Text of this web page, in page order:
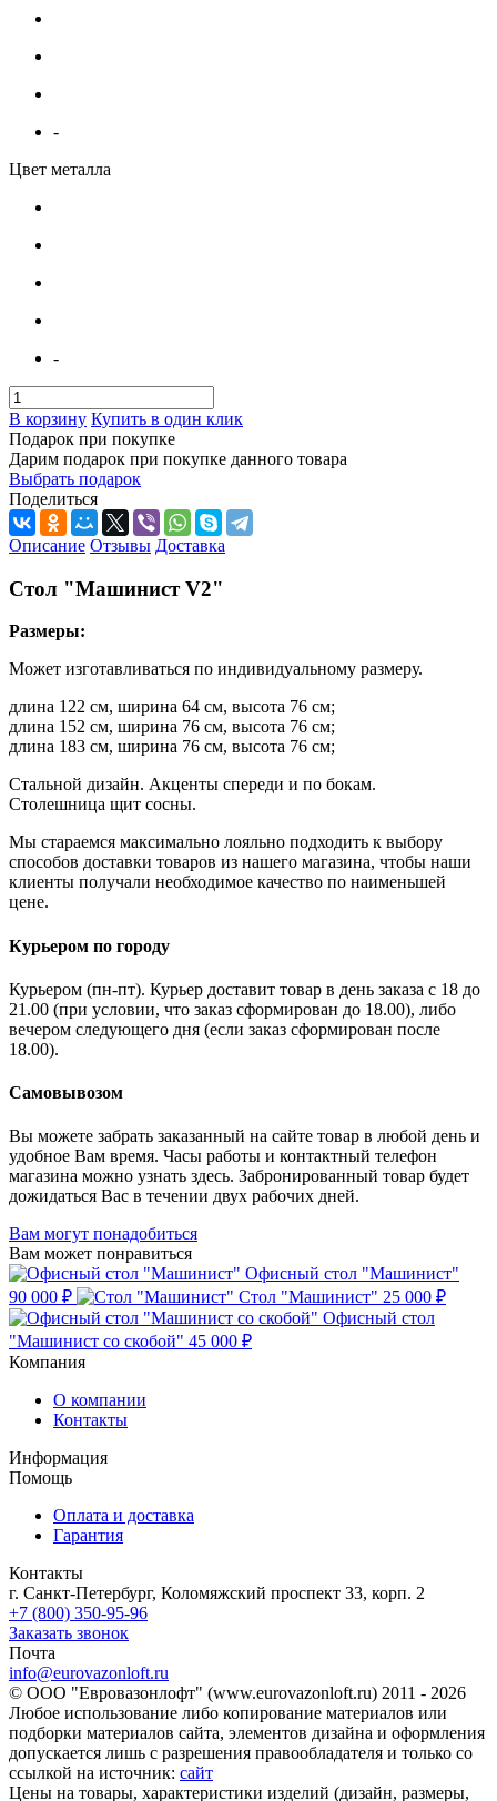
-
Цвет металла
-
В корзину Купить в один клик
Подарок при покупке
Дарим подарок при покупке данного товара
Выбрать подарок
Поделиться
Описание Отзывы Доставка
Стол "Машинист V2"
Размеры:
Может изготавливаться по индивидуальному размеру.
длина 122 см, ширина 64 см, высота 76 см;
длина 152 см, ширина 76 см, высота 76 см;
длина 183 см, ширина 76 см, высота 76 см;
Стальной дизайн. Акценты спереди и по бокам.
Столешница щит сосны.
Мы стараемся максимально лояльно подходить к выбору
способов доставки товаров из нашего магазина, чтобы наши
клиенты получали необходимое качество по наименьшей
цене.
Курьером по городу
Курьером (пн-пт). Курьер доставит товар в день заказа с 18 до
21.00 (при условии, что заказ сформирован до 18.00), либо
вечером следующего дня (если заказ сформирован после
18.00).
Самовывозом
Вы можете забрать заказанный на сайте товар в любой день и
удобное Вам время. Часы работы и контактный телефон
магазина можно узнать здесь. Забронированный товар будет
дожидаться Вас в течении двух рабочих дней.
Вам могут понадобиться
Вам может понравиться
Офисный стол "Машинист"
90 000 ₽
Стол "Машинист" 25 000 ₽
Офисный стол
"Машинист со скобой" 45 000 ₽
Компания
О компании
Контакты
Информация
Помощь
Оплата и доставка
Гарантия
Контакты
г. Санкт-Петербург, Коломяжский проспект 33, корп. 2
+7 (800) 350-95-96
Заказать звонок
Почта
info@eurovazonloft.ru
© ООО "Евровазонлофт" (www.eurovazonloft.ru) 2011 - 2026
Любое использование либо копирование материалов или
подборки материалов сайта, элементов дизайна и оформления
допускается лишь с разрешения правообладателя и только со
ссылкой на источник: сайт
Цены на товары, характеристики изделий (дизайн, размеры,